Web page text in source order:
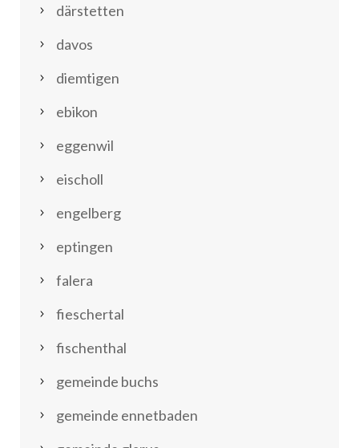
därstetten
davos
diemtigen
ebikon
eggenwil
eischoll
engelberg
eptingen
falera
fieschertal
fischenthal
gemeinde buchs
gemeinde ennetbaden